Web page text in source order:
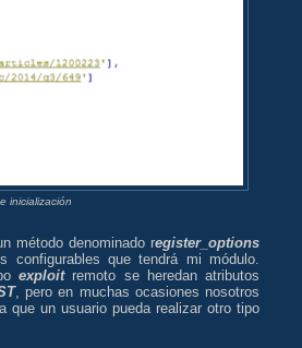
inicialización
método denominado register_options
configurables que tendrá mi módulo.
exploitremoto se heredan atributos
, pero en muchas ocasiones nosotros
que un usuario pueda realizar otro tipo